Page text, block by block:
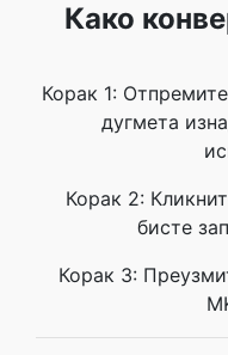
Како
Корак 1:
дугмета
Корак 2:
бисте
Корак 3: